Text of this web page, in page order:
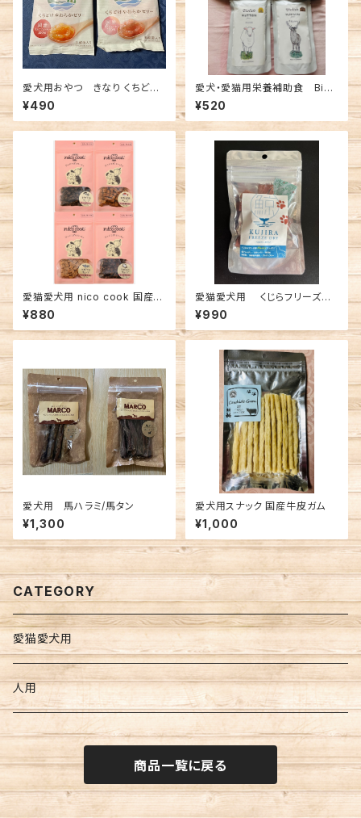
愛犬用おやつ きなり くちどけ
やわらかゼリー
¥490
愛犬・愛猫用栄養補助食 Bioli
ob ピュア100% シリーズ
¥520
愛猫愛犬用 nico cook 国産天
然シリーズ
¥880
愛猫愛犬用 くじらフリーズド
ライ バレニン
¥990
愛犬用 馬ハラミ/馬タン
¥1,300
愛犬用スナック 国産牛皮ガム
¥1,000
CATEGORY
愛猫愛犬用
人用
商品一覧に戻る